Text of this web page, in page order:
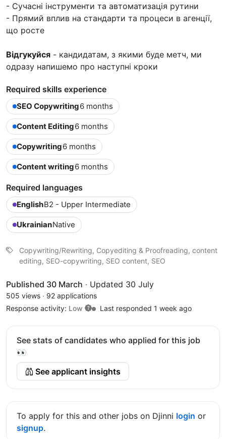
- Сучасні інструменти та автоматизація рутини
- Прямий вплив на стандарти та процеси в агенції,
що росте
Відгукуйся - кандидатам, з якими буде метч, ми
одразу напишемо про наступні кроки
Required skills experience
SEO Copywriting6 months
Content Editing6 months
Copywriting6 months
Content writing6 months
Required languages
EnglishB2 - Upper Intermediate
UkrainianNative
Copywriting/Rewriting, Copyediting & Proofreading, content
editing, SEO-copywriting, SEO content, SEO
Published 30 March · Updated 30 July
505 views · 92 applications
Response activity: Low Last responded 1 week ago
See stats of candidates who applied for this job
👀
See applicant insights
To apply for this and other jobs on Djinni login or
signup.